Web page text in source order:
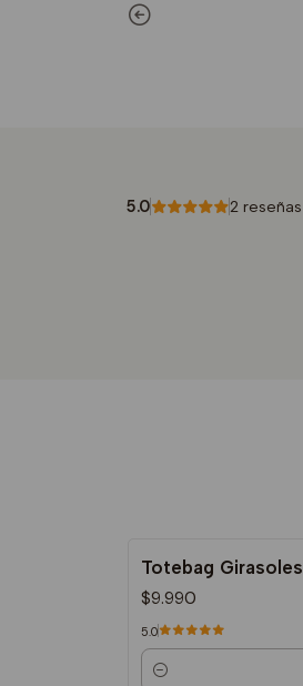
5.0 2 reseñas
Totebag Girasoles
$9.990
5.0